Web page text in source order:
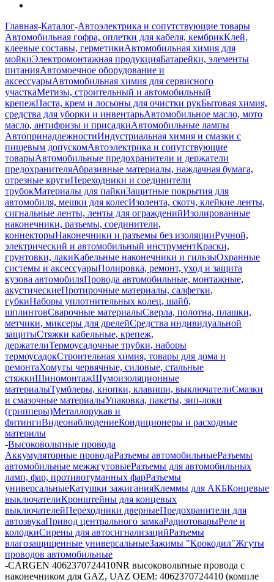
Главная-Каталог-Автоэлектрика и сопутствующие товары
Автомобильная гофра, оплетки для кабеля, кембрикКлей,
клеевые составы, герметикиАвтомобильная химия для
мойкиЭлектромонтажная продукцияБатарейки, элементы
питанияАвтомоечное оборудование и
аксессуарыАвтомобильная химия для сервисного
участкаМетизы, строительный и автомобильный
крепежПаста, крем и лосьоны для очистки рукБытовая химия,
средства для уборки и инвентарьАвтомобильное масло, мото
масло, антифризы и присадкиАвтомобильные лампы
АвтопринадлежностиИндустриальная химия и смазки с
пищевым допускомАвтоэлектрика и сопутствующие
товарыАвтомобильные предохранители и держатели
предохранителяАбразивные материалы, наждачная бумага,
отрезные кругиПереходники и соединители
трубокМатериалы для пайкиЗащитные покрытия для
автомобиля, мешки для колесИзолента, скотч, клейкие ленты,
сигнальные ленты, ленты для огражденийИзолированные
наконечники, разъемы, соединители,
коннекторыНаконечники и разъемы без изоляцииРучной,
электрический и автомобильный инструментКраски,
грунтовки, лакиКабельные наконечники и гильзыОхранные
системы и аксессуарыПолировка, ремонт, уход и защита
кузова автомобиляПровода автомобильные, монтажные,
акустическиеПротирочные материалы, салфетки,
губкиНаборы уплотнительных колец, шайб,
шплинтовСварочные материалыСверла, полотна, плашки,
метчики, миксеры для дрелейСредства индивидуальной
защитыСтяжки кабельные, крепеж,
держателиТермоусадочные трубки, наборы
термоусадокСтроительная химия, товары для дома и
ремонтаХомуты червячные, силовые, стальные
стяжкиШиномонтажШумоизоляционные
материалыТумблеры, кнопки, клавиши, выключателиСмазки
и смазочные материалыУпаковка, пакеты, зип-локи
(грипперы)Металлорукав и
фитингиВидеонаблюдениеКондиционеры и расходные
материлы
-Высоковольтные провода
Аккумуляторные проводаРазъемы автомобильныеРазъемы
автомобильные межжгутовыеРазъемы для автомобильных
ламп, фар, противотуманных фарРазъемы
универсальныеКатушки зажиганияКлеммы для АКБКонцевые
выключателиКронштейны для концевых
выключателейПереходники дверныеПредохранители для
автозвукаПривод центрального замкаРадиотоварыРеле и
колодкиСирены для автосигнализацийРазъемы
влагозащищенные универсальныеЗажимы "Крокодил"Жгуты
проводов автомобильные
-CARGEN 4062370724410NR высоковольтные провода с
наконечником для GAZ, UAZ OEM: 4062370724410 (компле